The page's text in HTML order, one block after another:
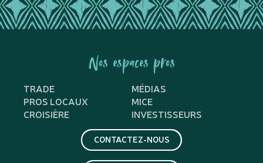
Nos espaces pros
TRADE
MÉDIAS
PROS LOCAUX
MICE
CROISIÈRE
INVESTISSEURS
CONTACTEZ-NOUS